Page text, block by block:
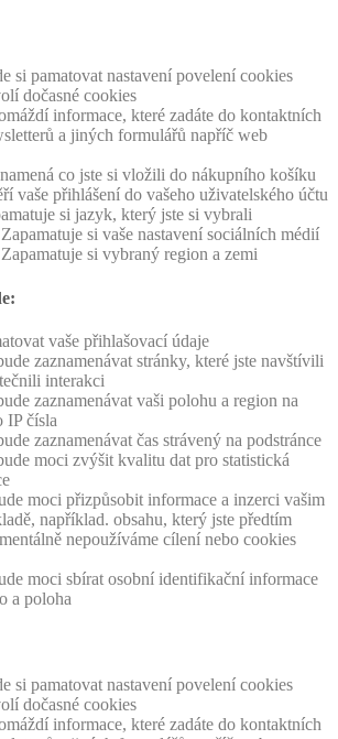
si pamatovat nastavení povelení cookies
dočasné cookies
informace, které zadáte do kontaktních
a jiných formulářů napříč web
co jste si vložili do nákupního košíku
vaše přihlášení do vašeho uživatelského účtu
si jazyk, který jste si vybrali
si vaše nastavení sociálních médií
si vybraný region a zemi
vaše přihlašovací údaje
zaznamenávat stránky, které jste navštívili
interakci
zaznamenávat vaši polohu a region na
IP čísla
zaznamenávat čas strávený na podstránce
moci zvýšit kvalitu dat pro statistická
moci přizpůsobit informace a inzerci vašim
například. obsahu, který jste předtím
nepoužíváme cílení nebo cookies
moci sbírat osobní identifikační informace
a poloha
si pamatovat nastavení povelení cookies
dočasné cookies
informace, které zadáte do kontaktních